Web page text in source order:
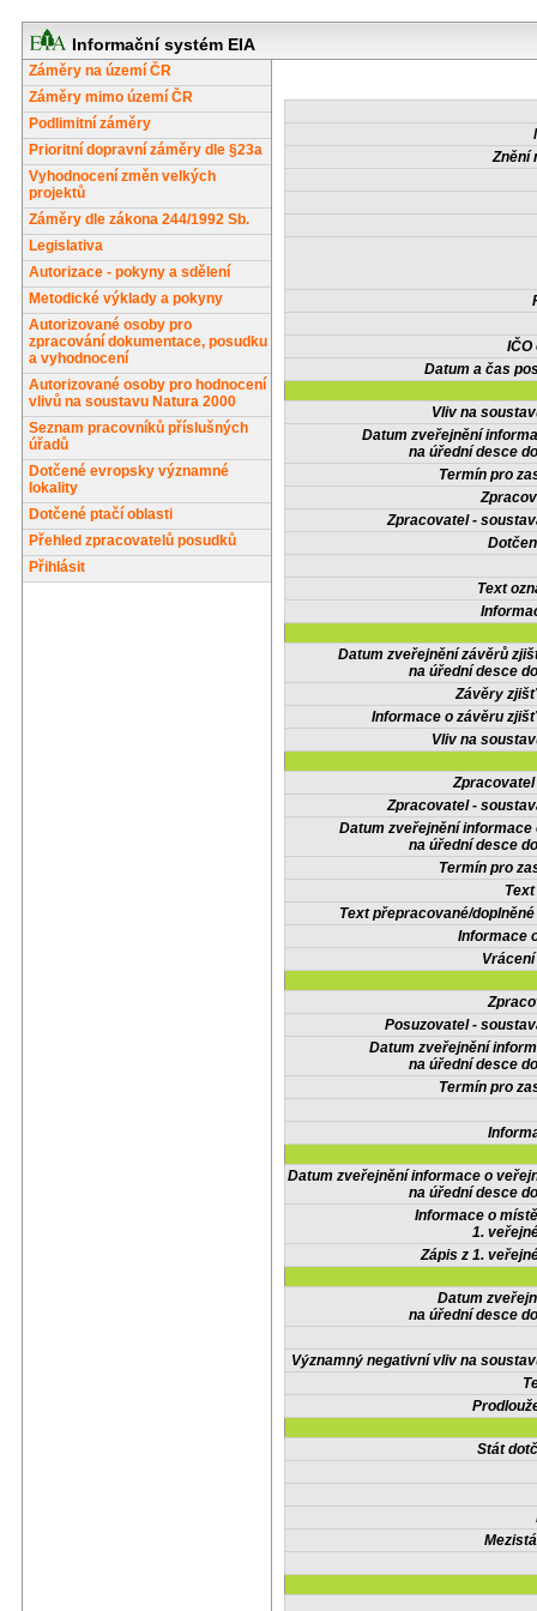
Informační systém EIA
Záměry na území ČR
Záměry mimo území ČR
Podlimitní záměry
Prioritní dopravní záměry dle §23a
Vyhodnocení změn velkých
projektů
Záměry dle zákona 244/1992 Sb.
Legislativa
Autorizace - pokyny a sdělení
Metodické výklady a pokyny
Autorizované osoby pro
zpracování dokumentace, posudku
a vyhodnocení
Autorizované osoby pro hodnocení
vlivů na soustavu Natura 2000
Seznam pracovníků příslušných
úřadů
Dotčené evropsky významné
lokality
Dotčené ptačí oblasti
Přehled zpracovatelů posudků
Přihlásit
Znění
IČO
Datum a čas
Vliv na
Datum zveřejnění
na úřední desce
Termín pro
Zpracovatel -
Text
Datum zveřejnění závěrů
na úřední desce
Závěry
Informace o závěru
Vliv na
Zpracovatel -
Datum zveřejnění informace
na úřední desce
Termín pro
Text přepracované/
Informace
Posuzovatel -
Datum zveřejnění
na úřední desce
Termín pro
Datum zveřejnění informace o
na úřední desce
Informace o
1.
Zápis z 1.
Datum
na úřední desce
Významný negativní vliv na
Stát